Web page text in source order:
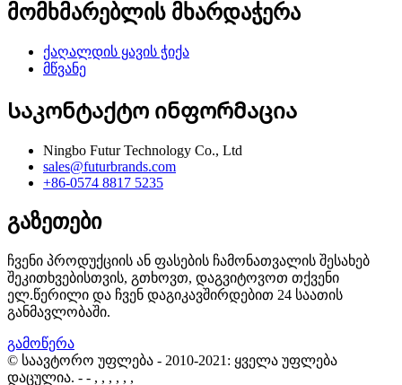
მომხმარებლის მხარდაჭერა
ქაღალდის ყავის ჭიქა
მწვანე
Საკონტაქტო ინფორმაცია
Ningbo Futur Technology Co., Ltd
sales@futurbrands.com
+86-0574 8817 5235
გაზეთები
ჩვენი პროდუქციის ან ფასების ჩამონათვალის შესახებ
შეკითხვებისთვის, გთხოვთ, დაგვიტოვოთ თქვენი
ელ.წერილი და ჩვენ დაგიკავშირდებით 24 საათის
განმავლობაში.
გამოწერა
© საავტორო უფლება - 2010-2021: ყველა უფლება
დაცულია. - - , , , , , ,